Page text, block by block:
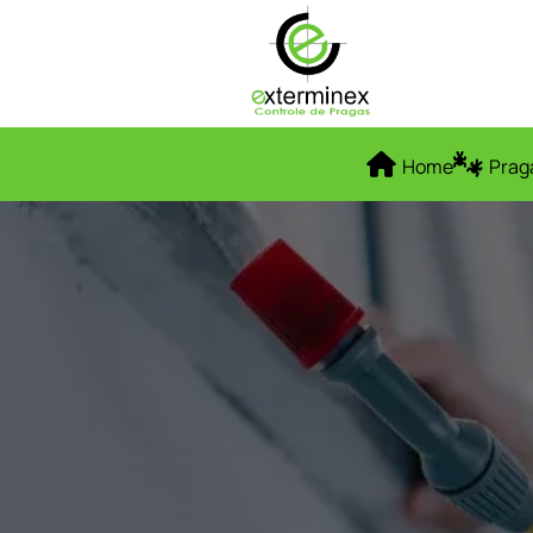
Home